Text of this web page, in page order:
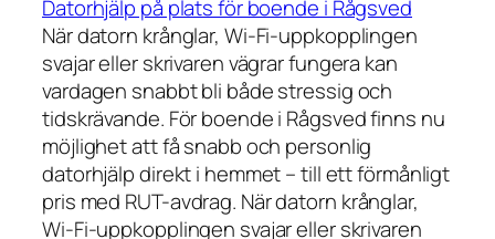
Datorhjälp på plats för boende i Rågsved
När datorn krånglar, Wi-Fi-uppkopplingen
svajar eller skrivaren vägrar fungera kan
vardagen snabbt bli både stressig och
tidskrävande. För boende i Rågsved finns nu
möjlighet att få snabb och personlig
datorhjälp direkt i hemmet – till ett förmånligt
pris med RUT-avdrag. När datorn krånglar,
Wi-Fi-uppkopplingen svajar eller skrivaren